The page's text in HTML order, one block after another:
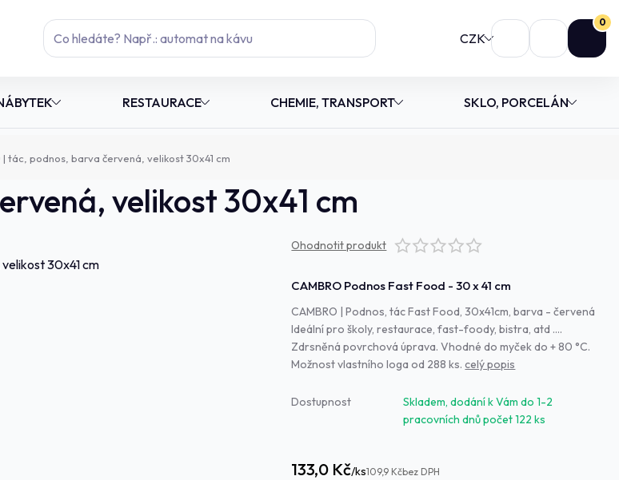
CZK
0
RESTAURACE CHEMIE, TRANSPORT SKLO, PORCELÁN
| tác, podnos, barva červená, velikost 30x41 cm
velikost 30x41 cm
Ohodnotit produkt
CAMBRO Podnos Fast Food - 30 x 41 cm
CAMBRO | Podnos, tác Fast Food, 30x41cm, barva - červená
Ideální pro školy, restaurace, fast-foody, bistra, atd ....
Zdrsněná povrchová úprava. Vhodné do myček do + 80 °C.
Možnost vlastního loga od 288 ks.celý popis
Dostupnost
Skladem, dodání k Vám do 1-2
pracovních dnů počet 122 ks
133,0 Kč/ks109,9 Kčbez DPH